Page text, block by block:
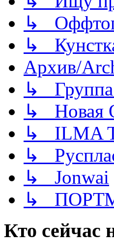
↳
↳
Архив/
↳
↳ Новая
↳ ILMA
↳
↳ Jonwai
↳
Кто сейчас